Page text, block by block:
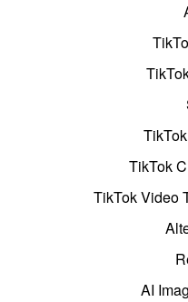
TikTok
TikTok Video
AI